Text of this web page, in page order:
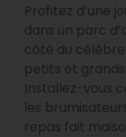
Profitez d’une
dans un parc
côté du
petits et
Installez-vous
les
repas fait